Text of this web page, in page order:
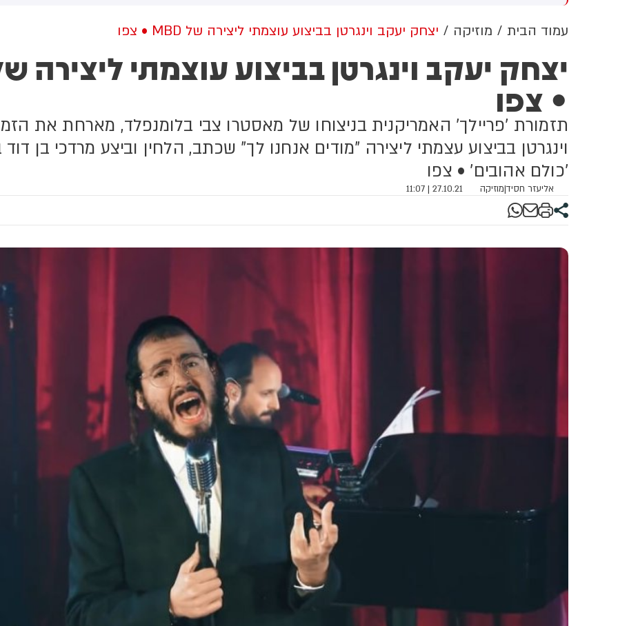
ובוודאי לחיילי צה"ל,
ומתחקרים לעומק פניות
זה. לאחר בירור האירוע, אנו
טענות ליחס לא הולם
היקרה שלנו, המדינה של כולנו,
הקיום של ישראל, אינו עומד
טאהר. אני לא יכול לפרט את זה.
ובתבונה. גם בנחישות וגם
מעשר משפחות וילדים קטנים,
המשפחות נותרו נצורות במקום
במשך כשעה, עד שהמשטרה
עמוד הבית מוזיקה יצחק יעקב וינגרטן בביצוע עוצמתי ליצירה של MBD • צפו
• צפו
תזמורת 'פריילך' האמריקנית בניצוחו של מאסטרו צבי בלומנפלד, מארחת את
וינגרטן בביצוע עצמתי ליצירה "מודים אנחנו לך" שכתב, הלחין וביצע מרדכי בן
'כולם אהובים' • צפו
אליעזר חסיד|מוזיקה 27.10.21 | 11:07